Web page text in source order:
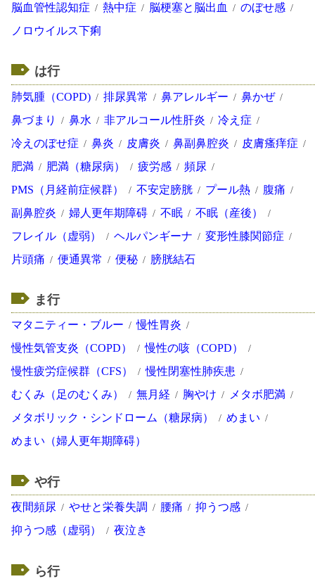
脳血管性認知症
熱中症 脳梗塞と脳出血
のぼせ感
ノロウイルス下痢
は行
肺気腫（COPD) 排尿異常 鼻アレルギー
鼻かぜ
鼻づまり
鼻水 非アルコール性肝炎
冷え症
冷えのぼせ症
鼻炎 皮膚炎 鼻副鼻腔炎
皮膚瘙痒症
肥満
肥満（糖尿病） 疲労感
頻尿
PMS（月経前症候群）
不安定膀胱 プール熱
腹痛
副鼻腔炎
婦人更年期障碍 不眠
不眠（産後）
フレイル（虚弱）
ヘルパンギーナ
変形性膝関節症
片頭痛
便通異常 便秘 膀胱結石
ま行
マタニティー・ブルー
慢性胃炎
慢性気管支炎（COPD）
慢性の咳（COPD）
慢性疲労症候群（CFS）
慢性閉塞性肺疾患
むくみ（足のむくみ）
無月経 胸やけ
メタボ肥満
メタボリック・シンドローム（糖尿病）
めまい
めまい（婦人更年期障碍）
や行
夜間頻尿 やせと栄養失調 腰痛
抑うつ感
抑うつ感（虚弱）
夜泣き
ら行